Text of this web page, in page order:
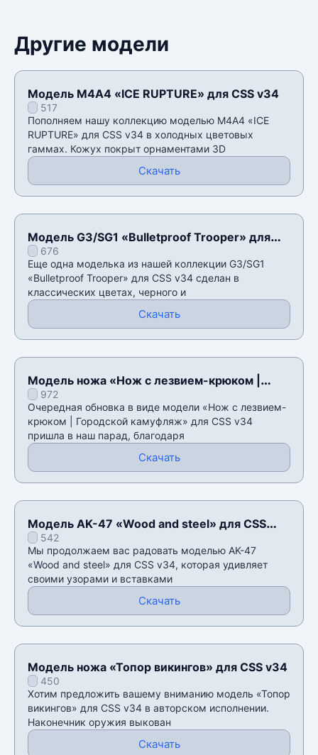
Другие модели
Модель М4А4 «ICE RUPTURE» для CSS v34
517
Пополняем нашу коллекцию моделью М4А4 «ICE
RUPTURE» для CSS v34 в холодных цветовых
гаммах. Кожух покрыт орнаментами 3D
Скачать
Модель G3/SG1 «Bulletproof Trooper» для
CSS v34
676
Еще одна моделька из нашей коллекции G3/SG1
«Bulletproof Trooper» для CSS v34 сделан в
классических цветах, черного и
Скачать
Модель ножа «Нож с лезвием-крюком |
Городской камуфляж» для CSS v34
972
Очередная обновка в виде модели «Нож с лезвием-
крюком | Городской камуфляж» для CSS v34
пришла в наш парад, благодаря
Скачать
Модель AK-47 «Wood and steel» для CSS
v34542
Мы продолжаем вас радовать моделью AK-47
«Wood and steel» для CSS v34, которая удивляет
своими узорами и вставками
Скачать
Модель ножа «Топор викингов» для CSS v34
450
Хотим предложить вашему вниманию модель «Топор
викингов» для CSS v34 в авторском исполнении.
Наконечник оружия выкован
Скачать